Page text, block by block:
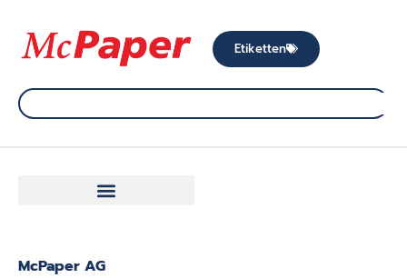
Etiketten
McPaper AG